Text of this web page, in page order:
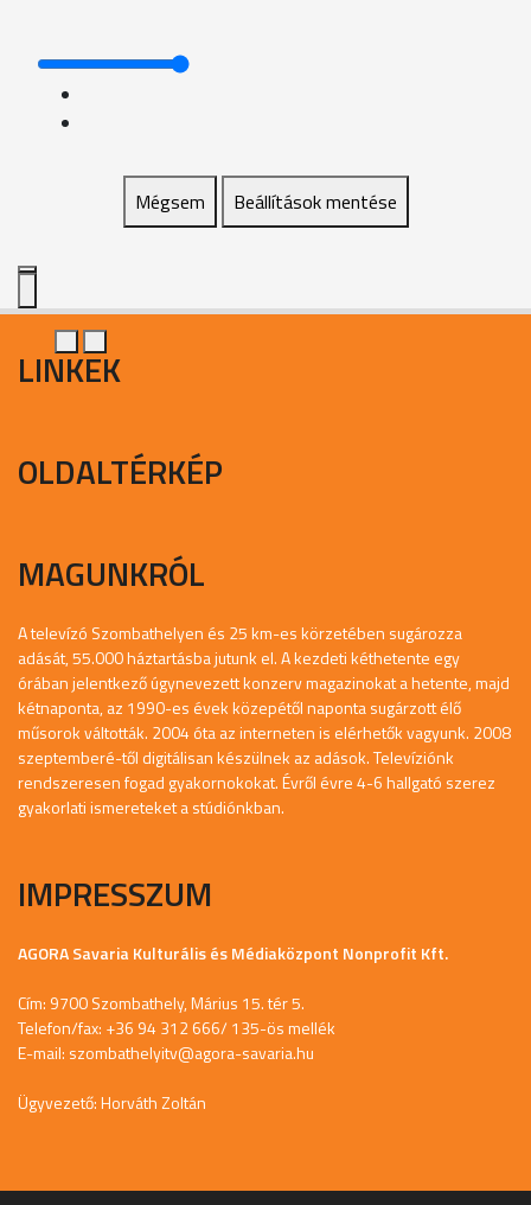
Mégsem Beállítások mentése
LINKEK
OLDALTÉRKÉP
MAGUNKRÓL
A televízó Szombathelyen és 25 km-es körzetében sugározza
adását, 55.000 háztartásba jutunk el. A kezdeti kéthetente egy
órában jelentkező úgynevezett konzerv magazinokat a hetente, majd
kétnaponta, az 1990-es évek közepétől naponta sugárzott élő
műsorok váltották. 2004 óta az interneten is elérhetők vagyunk. 2008
szeptemberé-től digitálisan készülnek az adások. Televíziónk
rendszeresen fogad gyakornokokat. Évről évre 4-6 hallgató szerez
gyakorlati ismereteket a stúdiónkban.
IMPRESSZUM
AGORA Savaria Kulturális és Médiaközpont Nonprofit Kft.
Cím: 9700 Szombathely, Márius 15. tér 5.
Telefon/fax: +36 94 312 666/ 135-ös mellék
E-mail: szombathelyitv@agora-savaria.hu
Ügyvezető: Horváth Zoltán